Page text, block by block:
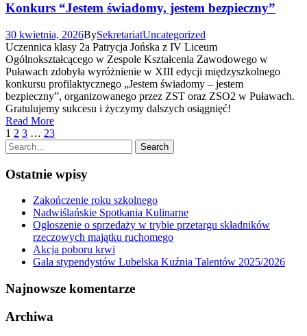
Konkurs “Jestem świadomy, jestem bezpieczny”
30 kwietnia, 2026BySekretariatUncategorized
Uczennica klasy 2a Patrycja Jońska z IV Liceum
Ogólnokształcącego w Zespole Kształcenia Zawodowego w
Puławach zdobyła wyróżnienie w XIII edycji międzyszkolnego
konkursu profilaktycznego „Jestem świadomy – jestem
bezpieczny”, organizowanego przez ZST oraz ZSO2 w Puławach.
Gratulujemy sukcesu i życzymy dalszych osiągnięć!
Read More
1 2 3 … 23
Ostatnie wpisy
Zakończenie roku szkolnego
Nadwiślańskie Spotkania Kulinarne
Ogłoszenie o sprzedaży w trybie przetargu składników
rzeczowych majątku ruchomego
Akcja poboru krwi
Gala stypendystów Lubelska Kuźnia Talentów 2025/2026
Najnowsze komentarze
Archiwa